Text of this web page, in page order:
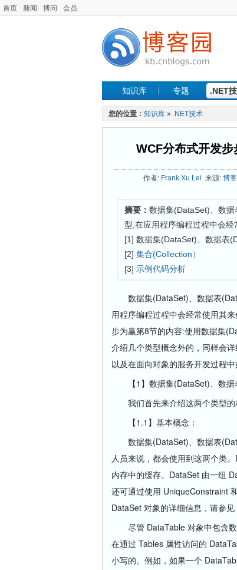
首页 新闻 博问 会员
知识库 专题 .NET
您的位置： 知识库 » .NET技术
WCF分布式开发
作者: Frank Xu Lei 来源: 博
摘要： 数据集(DataSet)、数
型,在应用程序编程过程中会经
[1] 数据集(DataSet)、数据表
[2] 集合(Collection）
[3] 示例代码分析
数据集(DataSet)、数据表
用程序编程过程中会经常使用其
步为赢第8节的内容:使用数据集
介绍几个类型概念外的，同样会
以及在面向对象的服务开发过程中
【1】数据集(DataSet)、数据
我们首先来介绍这两个类型的
【1.1】基本概念：
数据集(DataSet)、数据表
人员来说，都会使用到这两个类
内存中的缓存。DataSet 由一组
还可通过使用 UniqueConstraint
DataSet 对象的详细信息，请参见
尽管 DataTable 对象中包含数
在通过 Tables 属性访问的
小写的。例如，如果一个